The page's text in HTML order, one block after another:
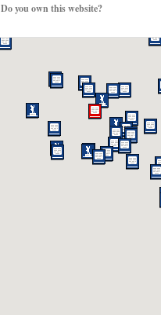
Do you own this website?